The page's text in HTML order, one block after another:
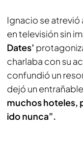
Ignacio se atrevió
en televisión sin
Dates’
charlaba con su
confundió un
dejó un
muchos hoteles,
ido nunca”.